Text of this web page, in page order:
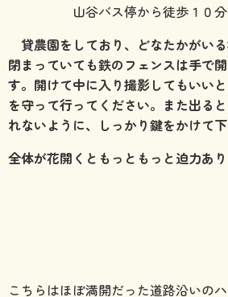
山谷バス停から徒歩１０分
貸農園をしており、どなたかがいる
閉まっていても鉄のフェンスは手で
す。開けて中に入り撮影してもいい
を守って行ってください。また出る
れないように、しっかり鍵をかけて下
全体が花開くともっともっと迫力あり
こちらはほぼ満開だった道路沿いの